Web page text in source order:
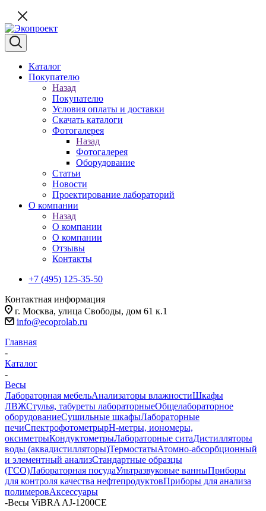
Каталог
Покупателю
Назад
Покупателю
Условия оплаты и доставки
Скачать каталоги
Фотогалерея
Назад
Фотогалерея
Оборудование
Статьи
Новости
Проектирование лабораторий
О компании
Назад
О компании
О компании
Отзывы
Контакты
+7 (495) 125-35-50
Контактная информация
г. Москва, улица Свободы, дом 61 к.1
info@ecoprolab.ru
Главная
-
Каталог
-
Весы
Лабораторная мебельАнализаторы влажностиШкафы
ЛВЖСтулья, табуреты лабораторныеОбщелабораторное
оборудованиеСушильные шкафыЛабораторные
печиСпектрофотометрыpH-метры, иономеры,
оксиметрыКондуктометрыЛабораторные ситаДистилляторы
воды (аквадистилляторы)ТермостатыАтомно-абсорбционный
и элементный анализСтандартные образцы
(ГСО)Лабораторная посудаУльтразвуковые ванныПриборы
для контроля качества нефтепродуктовПриборы для анализа
полимеровАксессуары
-Весы ViBRA AJ-1200CE